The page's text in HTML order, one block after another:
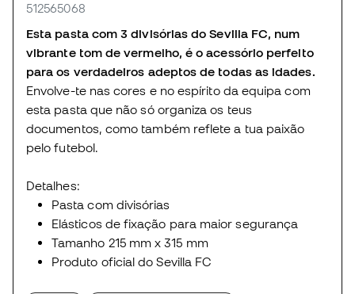
512565068
Esta pasta com 3 divisórias do Sevilla FC, num
vibrante tom de vermelho, é o acessório perfeito
para os verdadeiros adeptos de todas as idades.
Envolve-te nas cores e no espírito da equipa com
esta pasta que não só organiza os teus
documentos, como também reflete a tua paixão
pelo futebol.
Detalhes:
Pasta com divisórias
Elásticos de fixação para maior segurança
Tamanho 215 mm x 315 mm
Produto oficial do Sevilla FC